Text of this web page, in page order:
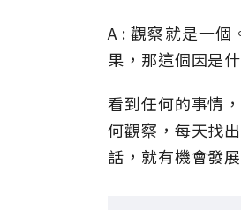
A : 觀察就是一個
果，那這個因是
看到任何的事情
何觀察，每天找
話，就有機會發